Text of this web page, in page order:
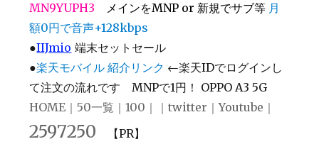
MN9YUPH3
メインをMNP or 新規でサブ等 月
額0円で音声+128kbps
●IIJmio 端末セットセール
●楽天モバイル 紹介リンク ←楽天IDでログインし
て注文の流れです MNPで1円！ OPPO A3 5G
HOME ｜ 50一覧 ｜100 ｜｜twitter ｜Youtube ｜
2597250 【PR】